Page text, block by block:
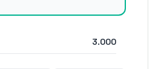
3.000